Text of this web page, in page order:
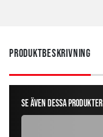
Produktbeskrivning
Se även dessa produkter